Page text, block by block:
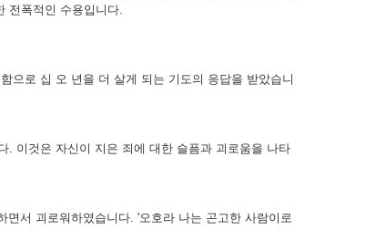
전폭적인 수용입니다.
으로 십 오 년을 더 살게 되는 기도의 응답을 받았습니
. 이것은 자신이 지은 죄에 대한 슬픔과 괴로움을 나타
서 괴로워하였습니다. '오호라 나는 곤고한 사람이로